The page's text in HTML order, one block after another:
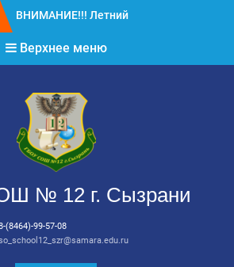
ВНИМАНИЕ!!! Летний
ВНИМАНИЕ! ДЛЯ
ВЫПУСКНИКОВ ШКОЛЫ!
Верхнее меню
№ 12 г. Сызрани
(8464)-99-57-08